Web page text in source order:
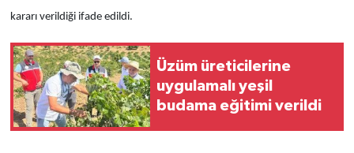
kararı verildiği ifade edildi.
Üzüm üreticilerine
uygulamalı yeşil
budama eğitimi verildi